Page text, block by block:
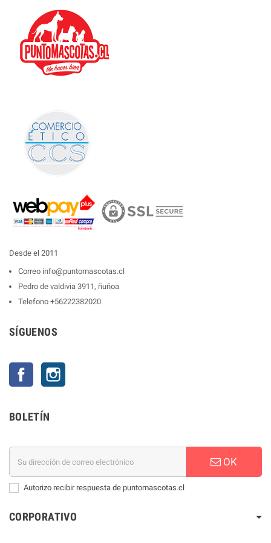
Desde el 2011
Correo info@puntomascotas.cl
Pedro de valdivia 3911, ñuñoa
Telefono +56222382020
SÍGUENOS
Facebook
BOLETÍN
OK
Autorizo recibir respuesta de puntomascotas.cl
CORPORATIVO